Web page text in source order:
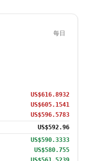
每日
US$616.8932
US$605.1541
US$596.5783
US$592.96
US$590.3333
US$580.755